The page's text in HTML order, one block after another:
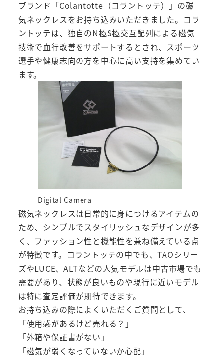
ブランド「Colantotte（コラントッテ）」の磁
気ネックレスをお持ち込みいただきました。コラ
ントッテは、独自のN極S極交互配列による磁気
技術で血行改善をサポートするとされ、スポーツ
選手や健康志向の方を中心に高い支持を集めてい
ます。
Digital Camera
磁気ネックレスは日常的に身につけるアイテムの
ため、シンプルでスタイリッシュなデザインが多
く、ファッション性と機能性を兼ね備えている点
が特徴です。コラントッテの中でも、TAOシリー
ズやLUCE、ALTなどの人気モデルは中古市場でも
需要があり、状態が良いものや現行に近いモデル
は特に査定評価が期待できます。
お持ち込みの際によくいただくご質問として、
「使用感があるけど売れる？」
「外箱や保証書がない」
「磁気が弱くなっていないか心配」